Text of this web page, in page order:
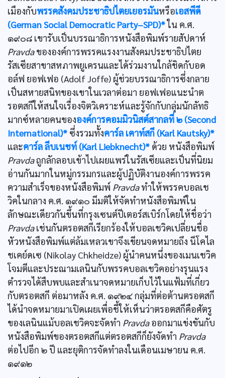
เมืองกับพรรคสังคมประชาธิปไตยเยอรมันหรือเอสพีดี
(German Social Democratic Party–SPD)*ใน ค.ศ.
๑๙๐๘ เขารับเป็นบรรณาธิการหนังสือพิมพ์รายสัปดาห์
Pravdaขององค์การพรรคแรงงานสังคมประชาธิปไตย
รัสเซียสาขาสหภาพยูเครนและได้ร่วมงานใกล้ชิดกับอด
อล์ฟ ยอฟเฟอ (Adolf Joffe) ผู้ช่วยบรรณาธิการซึ่งกลาย
เป็นสหายสนิทของเขาในเวลาต่อมา ยอฟเฟอแนะนำต
รอตสกีให้สนใจเรื่องจิตวิเคราะห์และรู้จักกับกลุ่มนักลัทธิ
มากซ์หลายคนขององค์การคอมมิวนิสต์สากลที่ ๒ (Second
International)* ซึ่งรวมทั้งคาร์ล เคาท์สกี (Karl Kautsky)*
และคาร์ล ลีบเนชท์ (Karl Liebknecht)* ด้วย หนังสือพิมพ์
Pravdaถูกลักลอบเข้าไปเผยแพร่ในรัสเซียและเป็นที่นิยม
อ่านกันมากในหมู่กรรมกรและผู้ปฏิบัติงานองค์การพรรค
ความสำเร็จของหนังสือพิมพ์ Pravdaทำให้พรรคบอลเช
วิคในกลาง ค.ศ. ๑๙๑๐ มีมติให้จัดทำหนังสือพิมพ์ใน
ลักษณะเดียวกันขึ้นที่กรุงเซนต์ปีเตอร์สเบิร์กโดยให้ชื่อว่า
Pravdaเช่นกันตรอตสกีเรียกร้องให้บอลเชวิคเปลี่ยนชื่อ
หัวหนังสือพิมพ์แต่ล้มเหลวเขาจึงเขียนจดหมายถึง นีโคไล
ชเคย์ดเซ (Nikolay Chkheidze) ผู้นำคนหนึ่งของเมนเชวิค
โจมตีและประณามเลนินกับพรรคบอลเชวิคอย่างรุนแรง
ตำรวจได้สืบพบและสำเนาจดหมายเก็บไว้ในแฟ้มที่เกี่ยว
กับตรอตสกี ต่อมาหลัง ค.ศ. ๑๙๒๔ กลุ่มที่ต่อต้านตรอตสกี
ได้นำจดหมายมาเปิดเผยเพื่อชี้ให้เห็นว่าตรอตสกีคือศัตรู
ของเลนินแม้บอลเชวิคจะจัดทำ Pravdaออกมาแข่งขันกับ
หนังสือพิมพ์ของตรอตสกีแต่ตรอตสกีก็ยังจัดทำ Pravda
ต่อไปอีก ๒ ปี และยุติการจัดทำลงในเดือนเมษายน ค.ศ.
๑๙๑๒